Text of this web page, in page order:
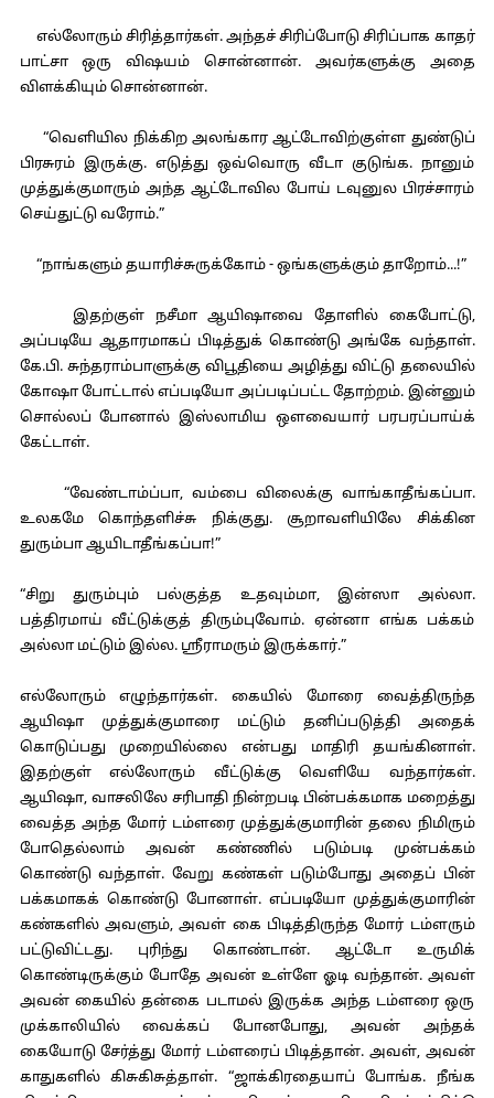
எல்லோரும் சிரித்தார்கள். அந்தச் சிரிப்போடு சிரிப்பாக காதர்
பாட்சா ஒரு விஷயம் சொன்னான். அவர்களுக்கு அதை
விளக்கியும் சொன்னான்.
“வெளியில நிக்கிற அலங்கார ஆட்டோவிற்குள்ள துண்டுப்
பிரசுரம் இருக்கு. எடுத்து ஒவ்வொரு வீடா குடுங்க. நானும்
முத்துக்குமாரும் அந்த ஆட்டோவில போய் டவுனுல பிரச்சாரம்
செய்துட்டு வரோம்.”
“நாங்களும் தயாரிச்சுருக்கோம் - ஒங்களுக்கும் தாறோம்...!”
இதற்குள் நசீமா ஆயிஷாவை தோளில் கைபோட்டு,
அப்படியே ஆதாரமாகப் பிடித்துக் கொண்டு அங்கே வந்தாள்.
கே.பி. சுந்தராம்பாளுக்கு விபூதியை அழித்து விட்டு தலையில்
கோஷா போட்டால் எப்படியோ அப்படிப்பட்ட தோற்றம். இன்னும்
சொல்லப் போனால் இஸ்லாமிய ஒளவையார் பரபரப்பாய்க்
கேட்டாள்.
“வேண்டாம்ப்பா, வம்பை விலைக்கு வாங்காதீங்கப்பா.
உலகமே கொந்தளிச்சு நிக்குது. சூறாவளியிலே சிக்கின
துரும்பா ஆயிடாதீங்கப்பா!”
“சிறு துரும்பும் பல்குத்த உதவும்மா, இன்ஸா அல்லா.
பத்திரமாய் வீட்டுக்குத் திரும்புவோம். ஏன்னா எங்க பக்கம்
அல்லா மட்டும் இல்ல. ஸ்ரீராமரும் இருக்கார்.”
எல்லோரும் எழுந்தார்கள். கையில் மோரை வைத்திருந்த
ஆயிஷா முத்துக்குமாரை மட்டும் தனிப்படுத்தி அதைக்
கொடுப்பது முறையில்லை என்பது மாதிரி தயங்கினாள்.
இதற்குள் எல்லோரும் வீட்டுக்கு வெளியே வந்தார்கள்.
ஆயிஷா, வாசலிலே சரிபாதி நின்றபடி பின்பக்கமாக மறைத்து
வைத்த அந்த மோர் டம்ளரை முத்துக்குமாரின் தலை நிமிரும்
போதெல்லாம் அவன் கண்ணில் படும்படி முன்பக்கம்
கொண்டு வந்தாள். வேறு கண்கள் படும்போது அதைப் பின்
பக்கமாகக் கொண்டு போனாள். எப்படியோ முத்துக்குமாரின்
கண்களில் அவளும், அவள் கை பிடித்திருந்த மோர் டம்ளரும்
பட்டுவிட்டது. புரிந்து கொண்டான். ஆட்டோ உருமிக்
கொண்டிருக்கும் போதே அவன் உள்ளே ஓடி வந்தான். அவள்
அவன் கையில் தன்கை படாமல் இருக்க அந்த டம்ளரை ஒரு
முக்காலியில் வைக்கப் போனபோது, அவன் அந்தக்
கையோடு சேர்த்து மோர் டம்ளரைப் பிடித்தான். அவள், அவன்
காதுகளில் கிசுகிசுத்தாள். “ஜாக்கிரதையாப் போங்க. நீங்க